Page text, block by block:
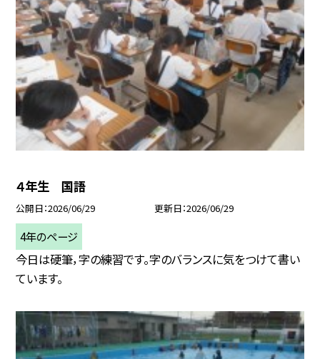
４年生 国語
公開日 2026/06/29 更新日 2026/06/29
4年のページ
今日は硬筆，字の練習です。字のバランスに気をつけて書い
ています。